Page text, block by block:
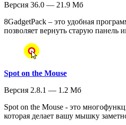
Версия 36.0 — 21.9 Мб
8GadgetPack – это удобная
позволяет вернуть старую панель
Spot on the Mouse
Версия 2.8.1 — 1.2 Мб
Spot on the Mouse - это
которая делает вашу мышку